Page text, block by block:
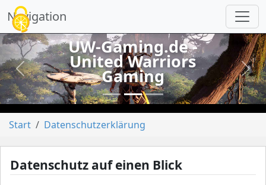
Navigation
vorheriges
UW-Gaming.de -
United Warriors
Gaming
Start Datenschutzerklärung
Datenschutz auf einen Blick
Cookie-Einstellungen